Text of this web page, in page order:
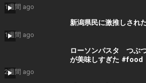
1週間 ago
新潟県民に激推しされ
1週間 ago
ローソンパスタ つぶ
が美味しすぎた #food
2週間 ago